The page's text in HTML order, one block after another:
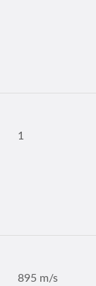
1
895 m/s